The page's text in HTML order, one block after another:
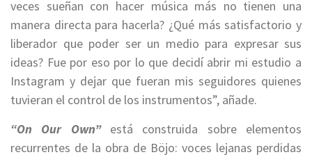
veces sueñan con hacer música más no tienen una
manera directa para hacerla? ¿Qué más satisfactorio y
liberador que poder ser un medio para expresar sus
ideas? Fue por eso por lo que decidí abrir mi estudio a
Instagram y dejar que fueran mis seguidores quienes
tuvieran el control de los instrumentos”, añade.
“On Our Own”está construida sobre elementos
recurrentes de la obra de Böjo: voces lejanas perdidas